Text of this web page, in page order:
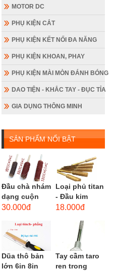
MOTOR DC
PHỤ KIỆN CẮT
PHỤ KIỆN KẾT NỐI ĐA NĂNG
PHỤ KIỆN KHOAN, PHAY
PHỤ KIỆN MÀI MÒN ĐÁNH BÓNG
DAO TIỆN - KHẮC TAY - ĐỤC TỈA
GIA DỤNG THÔNG MINH
SẢN PHẨM NỔI BẬT
Đầu chà nhám
dạng cuộn
loại dài gắn
cốt 3mm
đầu...
30.000đ
Loại phủ titan
- Đầu kim
cương hình
(mũi mài...
18.000đ
Dũa thô bản
lớn 6in 8in
Tay cầm taro
ren trong